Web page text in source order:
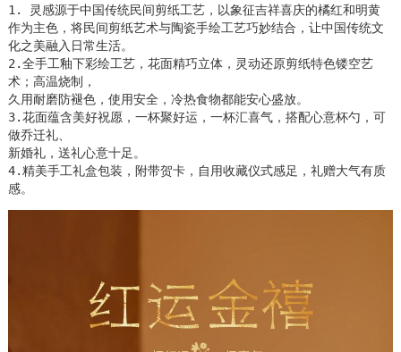
1. 灵感源于中国传统民间剪纸工艺，以象征吉祥喜庆的橘红和明黄
作为主色，将民间剪纸艺术与陶瓷手绘工艺巧妙结合，让中国传统文
化之美融入日常生活。
2.全手工釉下彩绘工艺，花面精巧立体，灵动还原剪纸特色镂空艺
术；高温烧制，
久用耐磨防褪色，使用安全，冷热食物都能安心盛放。
3.花面蕴含美好祝愿，一杯聚好运，一杯汇喜气，搭配心意杯勺，可
做乔迁礼、
新婚礼，送礼心意十足。
4.精美手工礼盒包装，附带贺卡，自用收藏仪式感足，礼赠大气有质
感。